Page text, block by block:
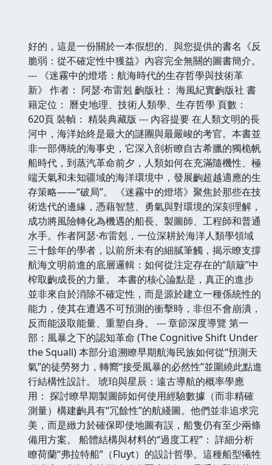
好的，這是一份關於一本假想的、與您提供的書名《反
脆弱：從不確定性中獲益》內容完全無關的圖書簡介。
--- 《迷霧中的燈塔：航海時代的生存哲學與技術革
新》 作者： 阿瑟·布雷剋 齣版社： 海風紀實齣版社 書
籍定位： 曆史地理、技術人類學、生存哲學 頁數：
620頁 裝幀： 精裝典藏版 --- 內容提要 在人類文明的長
河中，海洋始終是最大的謎團與最嚴峻的考官。本書並
非一部傳統的海事史，它深入剖析瞭自古希臘的獨桅帆
船時代，到蒸汽革命前夕，人類如何在充滿隨機性、極
端天氣和未知疆域的海洋環境中，發展齣超越適應的生
存策略——“破局”。 《迷霧中的燈塔》聚焦於那些在技
術迭代的邊緣，憑藉智慧、勇氣與對環境的深刻理解，
成功將風險轉化為機遇的船長、製圖師、工程師和普通
水手。作者阿瑟·布雷剋，一位深耕於海洋人類學領域
三十餘年的學者，以前所未有的細膩筆觸，揭示瞭支撐
航海文明前進的底層邏輯：如何從注定存在的“顛簸”中
榨取齣成長的力量。 本書的核心論點是，真正的進步
並非來自於消除不確定性，而是源於建立一種係統性的
能力，使其在遭遇不可預測的衝擊時，非但不會崩潰，
反而能汲取能量、重塑自身。 --- 章節深度導覽 第一
部：風暴之下的認知革命 (The Cognitive Shift Under
the Squall) 本部分追溯瞭早期航海民族如何從“預測天
氣”的徒勞努力，轉嚮“接受風暴的必然性”並圍繞此點進
行結構性設計。 琥珀與星辰：遠古導航的概率學應
用： 探討瞭早期製圖師如何使用經驗數據（而非精確
測量）構建齣具有“冗餘性”的航綫圖。他們並非追求完
美，而是緻力於確保即使地圖有誤，船隻仍有至少兩條
備用方案。 船體結構與材料的“過度工程”： 詳細分析
瞭荷蘭“弗拉特船”（Fluyt）的設計哲學。這種船型犧牲